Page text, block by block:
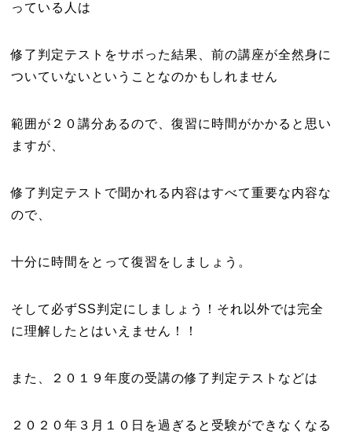
っている人は
修了判定テストをサボった結果、前の講座が全然身に
ついていないということなのかもしれません
範囲が２０講分あるので、復習に時間がかかると思い
ますが、
修了判定テストで聞かれる内容はすべて重要な内容な
ので、
十分に時間をとって復習をしましょう。
そして必ずSS判定にしましょう！それ以外では完全
に理解したとはいえません！！
また、２０１９年度の受講の修了判定テストなどは
２０２０年３月１０日を過ぎると受験ができなくなる